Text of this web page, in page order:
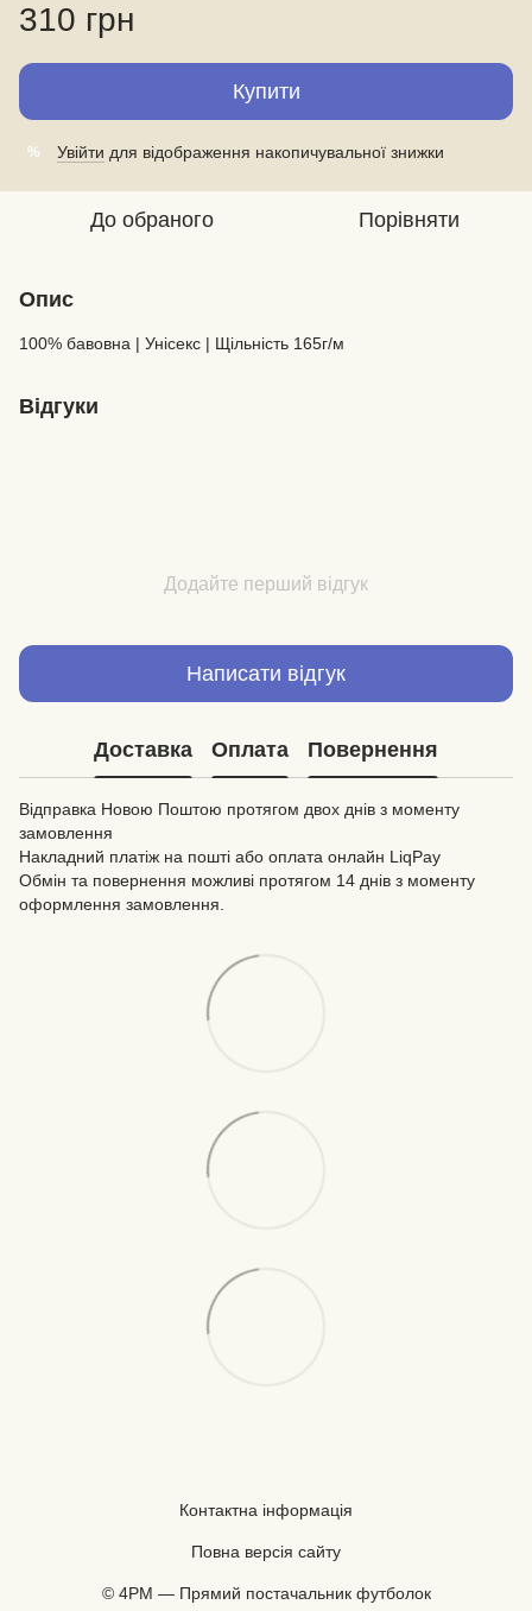
310 грн
Купити
% Увійти для відображення накопичувальної знижки
До обраного Порівняти
Опис
100% бавовна | Унісекс | Щільність 165г/м
Відгуки
Додайте перший відгук
Написати відгук
Доставка Оплата Повернення
Відправка Новою Поштою протягом двох днів з моменту
замовлення
Накладний платіж на пошті або оплата онлайн LiqPay
Обмін та повернення можливі протягом 14 днів з моменту
оформлення замовлення.
Контактна інформація
Повна версія сайту
© 4PM — Прямий постачальник футболок